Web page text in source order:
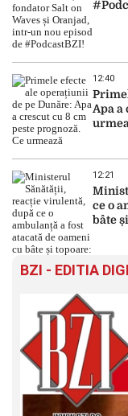
12:40
Apa a
12:21
ce o
bâte
BZI - EDITIA